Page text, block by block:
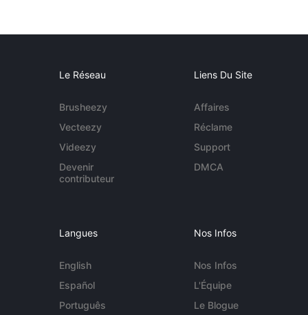
Le Réseau
Brusheezy
Vecteezy
Videezy
Devenir
contributeur
Liens Du Site
Affaires
Réclame
Support
DMCA
Langues
English
Español
Português
Nos Infos
Nos Infos
L'Équipe
Le Blogue